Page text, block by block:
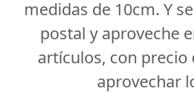
medidas de 10cm. Y
postal y aproveche
artículos, con precio
aprovechar